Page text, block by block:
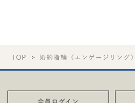
TOP 婚約指輪（エンゲージリング